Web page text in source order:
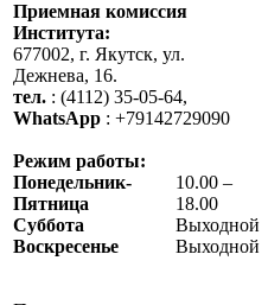
Приемная комиссия
Института:
677002, г. Якутск, ул.
Дежнева, 16.
тел. : (4112) 35-05-64,
WhatsApp : +79142729090
Режим работы:
Понедельник-
Пятница
10.00 –
18.00
Суббота
Выходной
Воскресенье
Выходной